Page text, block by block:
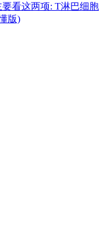
看这两项: T淋巴细胞
版)